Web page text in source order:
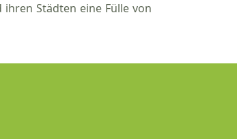
Städten eine Fülle von